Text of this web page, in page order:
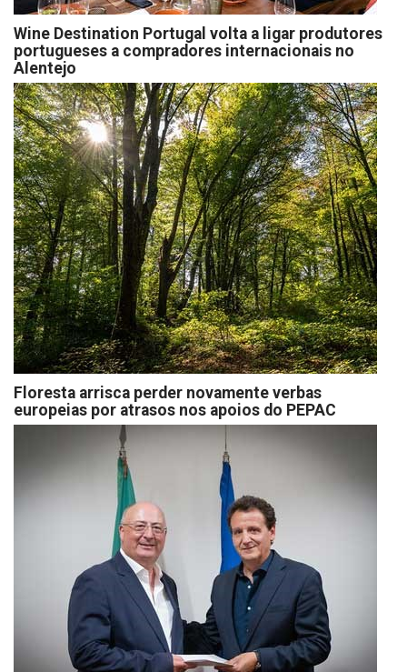
Wine Destination Portugal volta a ligar produtores
portugueses a compradores internacionais no
Alentejo
Floresta arrisca perder novamente verbas
europeias por atrasos nos apoios do PEPAC